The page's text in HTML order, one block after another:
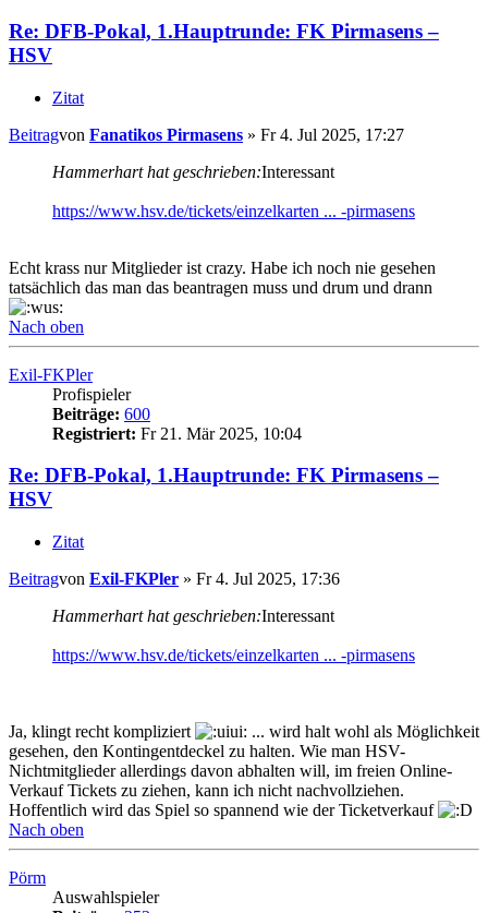
Re: DFB-Pokal, 1.Hauptrunde: FK Pirmasens –
HSV
Zitat
Beitragvon Fanatikos Pirmasens » Fr 4. Jul 2025, 17:27
Hammerhart hat geschrieben:Interessant
https://www.hsv.de/tickets/einzelkarten ... -pirmasens
Echt krass nur Mitglieder ist crazy. Habe ich noch nie gesehen
tatsächlich das man das beantragen muss und drum und drann
Nach oben
Exil-FKPler
Profispieler
Beiträge: 600
Registriert: Fr 21. Mär 2025, 10:04
Re: DFB-Pokal, 1.Hauptrunde: FK Pirmasens –
HSV
Zitat
Beitragvon Exil-FKPler » Fr 4. Jul 2025, 17:36
Hammerhart hat geschrieben:Interessant
https://www.hsv.de/tickets/einzelkarten ... -pirmasens
Ja, klingt recht kompliziert
... wird halt wohl als Möglichkeit
gesehen, den Kontingentdeckel zu halten. Wie man HSV-
Nichtmitglieder allerdings davon abhalten will, im freien Online-
Verkauf Tickets zu ziehen, kann ich nicht nachvollziehen.
Hoffentlich wird das Spiel so spannend wie der Ticketverkauf
Nach oben
Pörm
Auswahlspieler